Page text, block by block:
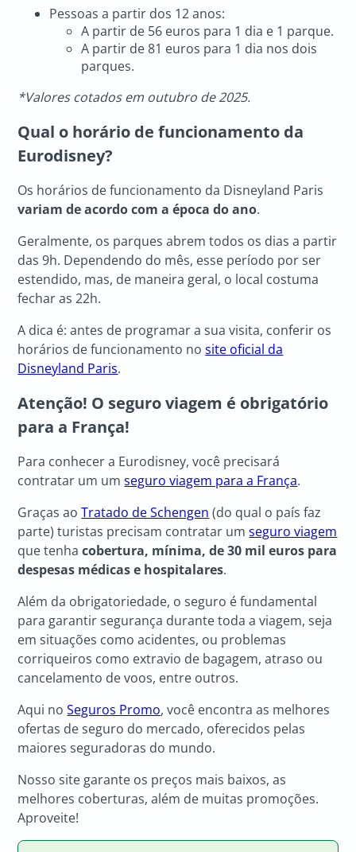
Pessoas a partir dos 12 anos:
A partir de 56 euros para 1 dia e 1 parque.
A partir de 81 euros para 1 dia nos dois
parques.
*Valores cotados em outubro de 2025.
Qual o horário de funcionamento da
Eurodisney?
Os horários de funcionamento da Disneyland Paris
variam de acordo com a época do ano.
Geralmente, os parques abrem todos os dias a partir
das 9h. Dependendo do mês, esse período por ser
estendido, mas, de maneira geral, o local costuma
fechar as 22h.
A dica é: antes de programar a sua visita, conferir os
horários de funcionamento nosite oficial da
Disneyland Paris.
Atenção! O seguro viagem é obrigatório
para a França!
Para conhecer a Eurodisney, você precisará
contratar um umseguro viagem para a França.
Graças aoTratado de Schengen (do qual o país faz
parte) turistas precisam contratar umseguro viagem
que tenhacobertura, mínima, de 30 mil euros para
despesas médicas e hospitalares.
Além da obrigatoriedade, o seguro é fundamental
para garantir segurança durante toda a viagem, seja
em situações como acidentes, ou problemas
corriqueiros como extravio de bagagem, atraso ou
cancelamento de voos, entre outros.
Aqui noSeguros Promo, você encontra as melhores
ofertas de seguro do mercado, oferecidos pelas
maiores seguradoras do mundo.
Nosso site garante os preços mais baixos, as
melhores coberturas, além de muitas promoções.
Aproveite!